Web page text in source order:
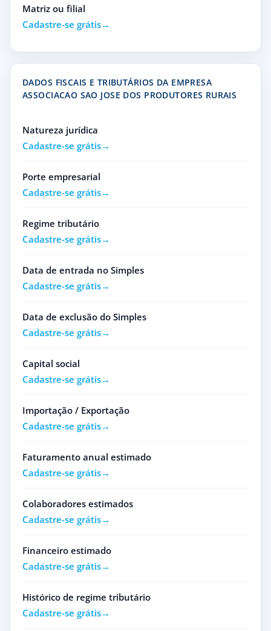
Matriz ou filial
Cadastre-se grátis
DADOS FISCAIS E TRIBUTÁRIOS DA EMPRESA
ASSOCIACAO SAO JOSE DOS PRODUTORES RURAIS
Natureza jurídica
Cadastre-se grátis
Porte empresarial
Cadastre-se grátis
Regime tributário
Cadastre-se grátis
Data de entrada no Simples
Cadastre-se grátis
Data de exclusão do Simples
Cadastre-se grátis
Capital social
Cadastre-se grátis
Importação / Exportação
Cadastre-se grátis
Faturamento anual estimado
Cadastre-se grátis
Colaboradores estimados
Cadastre-se grátis
Financeiro estimado
Cadastre-se grátis
Histórico de regime tributário
Cadastre-se grátis